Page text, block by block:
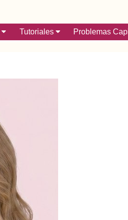
Tutoriales Problemas